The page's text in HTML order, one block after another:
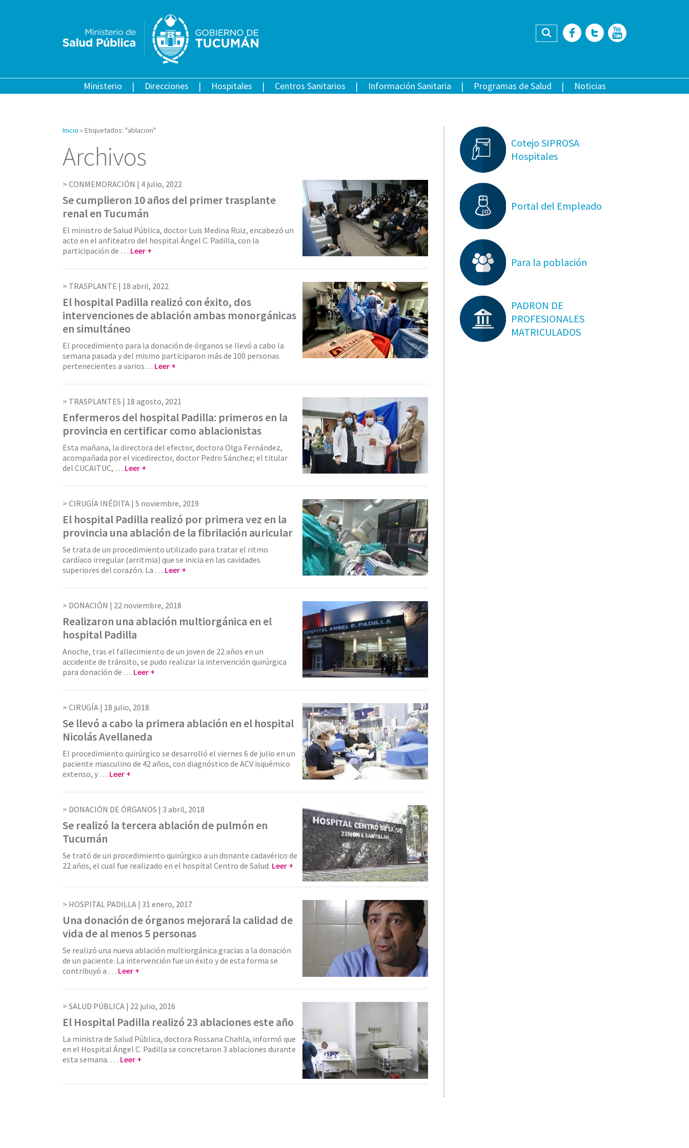
Buscar Facebook
Twitter
Ministerio Direcciones Hospitales Centros Sanitarios Información Sanitaria Programas de Salud Noticias
Inicio » Etiquetados: "ablacion"
Archivos
CONMEMORACIÓN | 4 julio, 2022
Se cumplieron 10 años del primer trasplante
renal en Tucumán
El ministro de Salud Pública, doctor Luis Medina Ruiz, encabezó un
acto en el anfiteatro del hospital Ángel C. Padilla, con la
participación de … Leer +
TRASPLANTE | 18 abril, 2022
El hospital Padilla realizó con éxito, dos
intervenciones de ablación ambas monorgánicas
en simultáneo
El procedimiento para la donación de órganos se llevó a cabo la
semana pasada y del mismo participaron más de 100 personas
pertenecientes a varios… Leer +
TRASPLANTES | 18 agosto, 2021
Enfermeros del hospital Padilla: primeros en la
provincia en certificar como ablacionistas
Esta mañana, la directora del efector, doctora Olga Fernández,
acompañada por el vicedirector, doctor Pedro Sánchez; el titular
del CUCAITUC, … Leer +
CIRUGÍA INÉDITA | 5 noviembre, 2019
El hospital Padilla realizó por primera vez en la
provincia una ablación de la fibrilación auricular
Se trata de un procedimiento utilizado para tratar el ritmo
cardíaco irregular (arritmia) que se inicia en las cavidades
superiores del corazón. La … Leer +
DONACIÓN | 22 noviembre, 2018
Realizaron una ablación multiorgánica en el
hospital Padilla
Anoche, tras el fallecimiento de un joven de 22 años en un
accidente de tránsito, se pudo realizar la intervención quirúrgica
para donación de … Leer +
CIRUGÍA | 18 julio, 2018
Se llevó a cabo la primera ablación en el hospital
Nicolás Avellaneda
El procedimiento quirúrgico se desarrolló el viernes 6 de julio en un
paciente masculino de 42 años, con diagnóstico de ACV isquémico
extenso, y … Leer +
DONACIÓN DE ÓRGANOS | 3 abril, 2018
Se realizó la tercera ablación de pulmón en
Tucumán
Se trató de un procedimiento quirúrgico a un donante cadavérico de
22 años, el cual fue realizado en el hospital Centro de Salud. Leer +
HOSPITAL PADILLA | 31 enero, 2017
Una donación de órganos mejorará la calidad de
vida de al menos 5 personas
Se realizó una nueva ablación multiorgánica gracias a la donación
de un paciente. La intervención fue un éxito y de esta forma se
contribuyó a … Leer +
SALUD PÚBLICA | 22 julio, 2016
El Hospital Padilla realizó 23 ablaciones este año
La ministra de Salud Pública, doctora Rossana Chahla, informó que
en el Hospital Ángel C. Padilla se concretaron 3 ablaciones durante
esta semana. … Leer +
Cotejo SIPROSA
Hospitales
Portal del Empleado
Para la población
PADRON DE
PROFESIONALES
MATRICULADOS